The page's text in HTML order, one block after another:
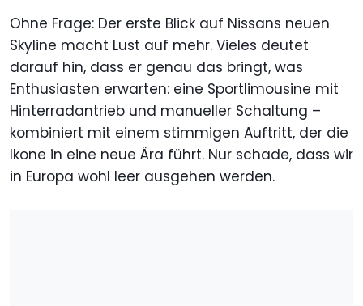
Ohne Frage: Der erste Blick auf Nissans neuen
Skyline macht Lust auf mehr. Vieles deutet
darauf hin, dass er genau das bringt, was
Enthusiasten erwarten: eine Sportlimousine mit
Hinterradantrieb und manueller Schaltung –
kombiniert mit einem stimmigen Auftritt, der die
Ikone in eine neue Ära führt. Nur schade, dass wir
in Europa wohl leer ausgehen werden.